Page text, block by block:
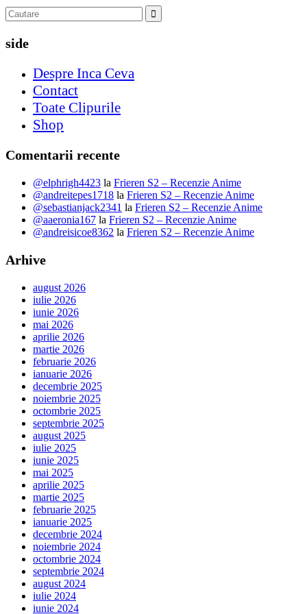
side
Despre Inca Ceva
Contact
Toate Clipurile
Shop
Comentarii recente
@elphrigh4423 la Frieren S2 – Recenzie Anime
@andreitepes1718 la Frieren S2 – Recenzie Anime
@sebastianjack2341 la Frieren S2 – Recenzie Anime
@aaeronia167 la Frieren S2 – Recenzie Anime
@andreisicoe8362 la Frieren S2 – Recenzie Anime
Arhive
august 2026
iulie 2026
iunie 2026
mai 2026
aprilie 2026
martie 2026
februarie 2026
ianuarie 2026
decembrie 2025
noiembrie 2025
octombrie 2025
septembrie 2025
august 2025
iulie 2025
iunie 2025
mai 2025
aprilie 2025
martie 2025
februarie 2025
ianuarie 2025
decembrie 2024
noiembrie 2024
octombrie 2024
septembrie 2024
august 2024
iulie 2024
iunie 2024